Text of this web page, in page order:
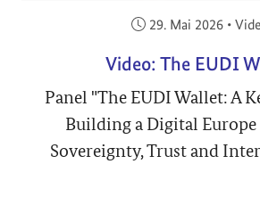
Veröffentlicht am:
29. Mai 2026 •
Video: The EUDI
Panel "The EUDI Wallet: A
Building a Digital
Sovereignty, Trust and